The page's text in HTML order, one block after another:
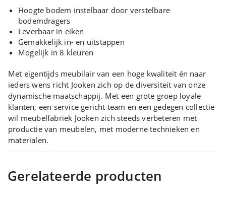
Hoogte bodem instelbaar door verstelbare
bodemdragers
Leverbaar in eiken
Gemakkelijk in- en uitstappen
Mogelijk in 8 kleuren
Met eigentijds meubilair van een hoge kwaliteit én naar
ieders wens richt Jooken zich op de diversiteit van onze
dynamische maatschappij. Met een grote groep loyale
klanten, een service gericht team en een gedegen collectie
wil meubelfabriek Jooken zich steeds verbeteren met
productie van meubelen, met moderne technieken en
materialen.
Gerelateerde producten